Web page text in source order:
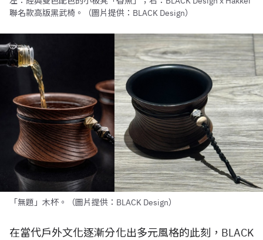
聯名款高版黑武椅。（圖片提供：BLACK Design）
「無題」木杯。（圖片提供：BLACK Design）
在當代戶外文化逐漸分化出多元風格的此刻，BLACK